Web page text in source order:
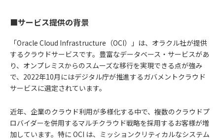
■サービス提供の背景
「Oracle Cloud Infrastructure（OCI）」は、オラクル社が提供
するクラウドサービスです。豊富なデータベース・サービスがあ
り、オンプレミスからのスムーズな移行を実現できる点が強み
で、2022年10月にはデジタル庁が推進するガバメントクラウド
サービスに選定されています。
近年、企業のクラウド利用が多様化する中で、複数のクラウドプ
ロバイダーを併用するマルチクラウド戦略を採用するお客様が増
加しています。特に OCI は、ミッションクリティカルなシステム